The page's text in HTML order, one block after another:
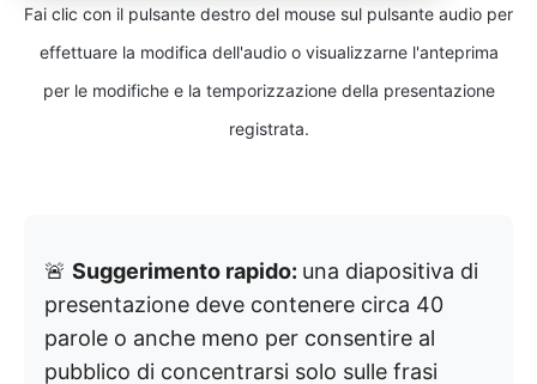
Fai clic con il pulsante destro del mouse sul pulsante audio per
effettuare la modifica dell'audio o visualizzarne l'anteprima
per le modifiche e la temporizzazione della presentazione
registrata.
🚨 Suggerimento rapido: una diapositiva di
presentazione deve contenere circa 40
parole o anche meno per consentire al
pubblico di concentrarsi solo sulle frasi